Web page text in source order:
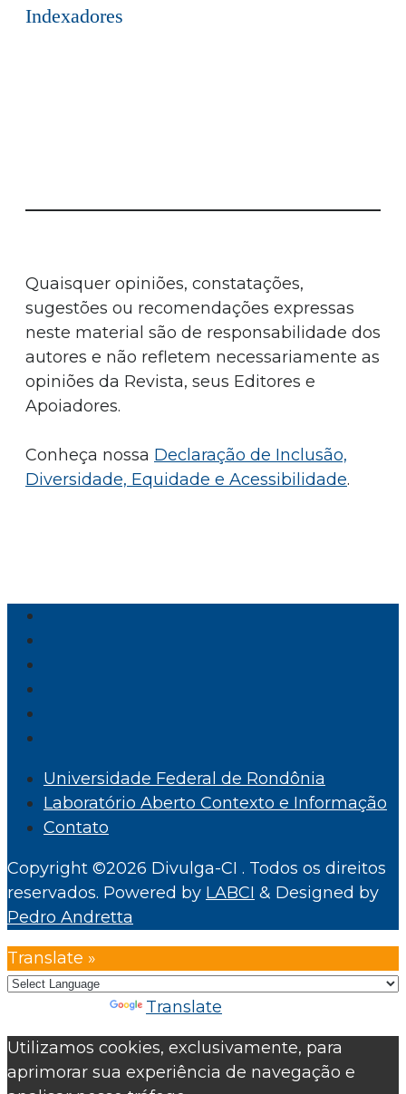
Indexadores
Quaisquer opiniões, constatações,
sugestões ou recomendações expressas
neste material são de responsabilidade dos
autores e não refletem necessariamente as
opiniões da Revista, seus Editores e
Apoiadores.
Conheça nossa Declaração de Inclusão,
Diversidade, Equidade e Acessibilidade.
Universidade Federal de Rondônia
Laboratório Aberto Contexto e Informação
Contato
Copyright ©2026 Divulga-CI . Todos os direitos
reservados. Powered by LABCI & Designed by
Pedro Andretta
Translate »
Translate
Utilizamos cookies, exclusivamente, para
aprimorar sua experiência de navegação e